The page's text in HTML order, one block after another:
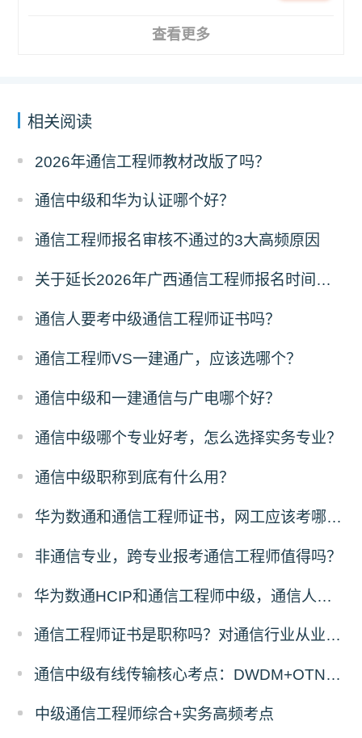
查看更多
相关阅读
2026年通信工程师教材改版了吗？
通信中级和华为认证哪个好？
通信工程师报名审核不通过的3大高频原因
关于延长2026年广西通信工程师报名时间的通知
通信人要考中级通信工程师证书吗？
通信工程师VS一建通广，应该选哪个？
通信中级和一建通信与广电哪个好？
通信中级哪个专业好考，怎么选择实务专业？
通信中级职称到底有什么用？
华为数通和通信工程师证书，网工应该考哪一个？
非通信专业，跨专业报考通信工程师值得吗？
华为数通HCIP和通信工程师中级，通信人优先考哪个？
通信工程师证书是职称吗？对通信行业从业者有什么用
通信中级有线传输核心考点：DWDM+OTN原理与计算题答题拆解
中级通信工程师综合+实务高频考点